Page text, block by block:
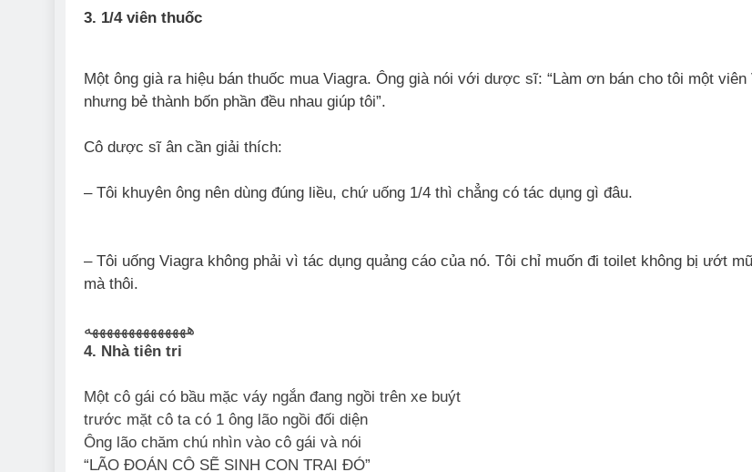
3. 1/4 viên thuốc
Một ông già ra hiệu bán thuốc mua Viagra. Ông già nói với dược sĩ: “Làm ơn bán cho tôi một viên
nhưng bẻ thành bốn phần đều nhau giúp tôi”.
Cô dược sĩ ân cần giải thích:
– Tôi khuyên ông nên dùng đúng liều, chứ uống 1/4 thì chẳng có tác dụng gì đâu.
– Tôi uống Viagra không phải vì tác dụng quảng cáo của nó. Tôi chỉ muốn đi toilet không bị ướt
mà thôi.
ههههههههههههههه
4. Nhà tiên tri
Một cô gái có bầu mặc váy ngắn đang ngồi trên xe buýt
trước mặt cô ta có 1 ông lão ngồi đối diện
Ông lão chăm chú nhìn vào cô gái và nói
“LÃO ĐOÁN CÔ SẼ SINH CON TRAI ĐÓ”